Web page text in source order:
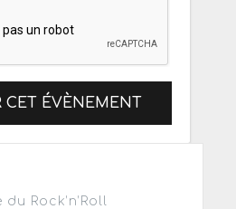
CET ÉVÈNEMENT
Rock’n’Roll